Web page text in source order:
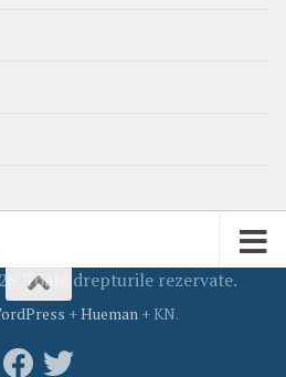
Toate drepturile rezervate.
+Hueman+ KN.